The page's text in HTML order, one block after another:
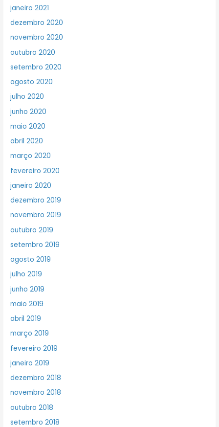
janeiro 2021
dezembro 2020
novembro 2020
outubro 2020
setembro 2020
agosto 2020
julho 2020
junho 2020
maio 2020
abril 2020
março 2020
fevereiro 2020
janeiro 2020
dezembro 2019
novembro 2019
outubro 2019
setembro 2019
agosto 2019
julho 2019
junho 2019
maio 2019
abril 2019
março 2019
fevereiro 2019
janeiro 2019
dezembro 2018
novembro 2018
outubro 2018
setembro 2018